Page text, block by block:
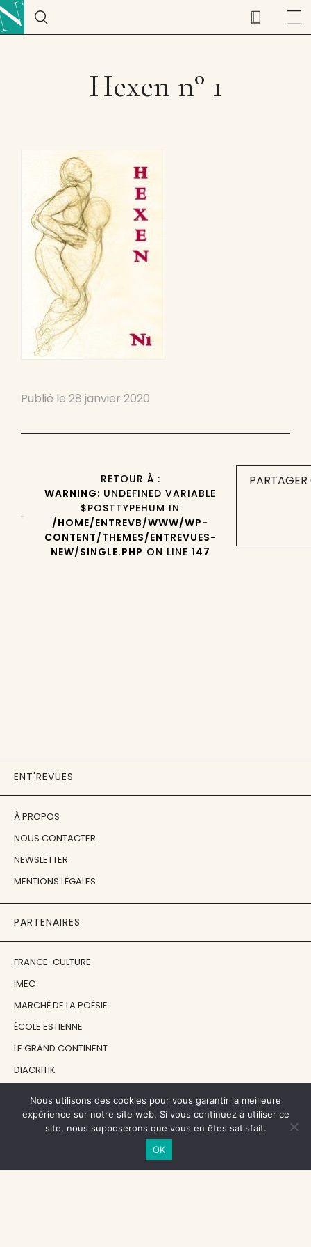
Hexen n° 1
Publié le 28 janvier 2020
RETOUR À :
WARNING: UNDEFINED VARIABLE
$POSTTYPEHUM IN
/HOME/ENTREVB/WWW/WP-
CONTENT/THEMES/ENTREVUES-
NEW/SINGLE.PHP ON LINE 147
ENT'REVUES
À PROPOS
NOUS CONTACTER
NEWSLETTER
MENTIONS LÉGALES
PARTENAIRES
FRANCE-CULTURE
IMEC
MARCHÉ DE LA POÉSIE
ÉCOLE ESTIENNE
LE GRAND CONTINENT
DIACRITIK
NOS SOUTIENS
CENTRE NATIONAL DU LIVRE
Nous utilisons des cookies pour vous garantir la meilleure
expérience sur notre site web. Si vous continuez à utiliser ce
site, nous supposerons que vous en êtes satisfait.
OK